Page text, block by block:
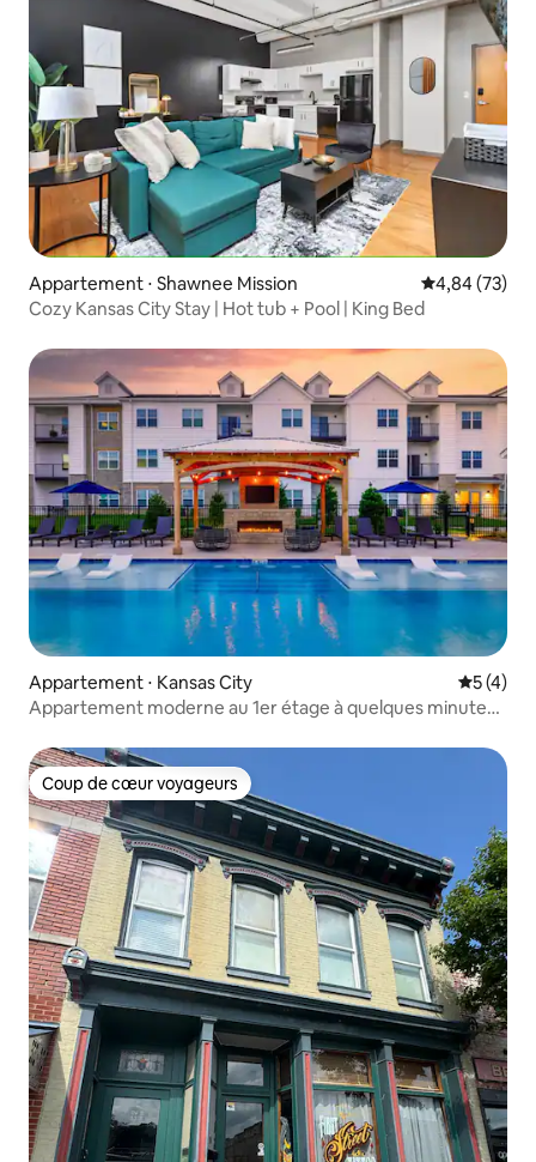
Appartement ⋅ Shawnee Mission Évaluation
4,84 (73)
Cozy Kansas City Stay | Hot tub + Pool | King Bed
Appartement ⋅ Kansas City
5 (4)
Appartement moderne au 1er étage à quelques minutes
Coup de cœur voyageurs
Coup de cœur voyageurs